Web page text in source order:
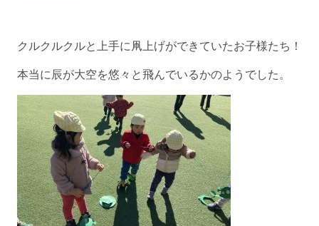
クルクルクルと上手に凧上げができていたお子様たち！
本当に辰が大空を悠々と飛んでいるかのようでした。